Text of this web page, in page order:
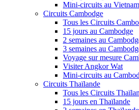
Mini-circuits au Vietnam
Circuits Cambodge
Tous les Circuits
15 jours au Cambodge
2 semaines au
3 semaines au
Voyage sur mesure
Visiter Angkor Wat
Mini-circuits au
Circuits Thaïlande
Tous les Circuits
15 jours en Thaïlande